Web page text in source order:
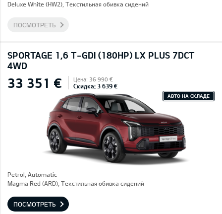
Deluxe White (HW2), Текстильная обивка сидений
ПОСМОТРЕТЬ
SPORTAGE 1,6 T-GDI (180HP) LX PLUS 7DCT
4WD
33 351 € Цена: 36 990 €
Скидка: 3 639 €
АВТО НА СКЛАДЕ
Petrol, Automatic
Magma Red (ARD), Текстильная обивка сидений
ПОСМОТРЕТЬ